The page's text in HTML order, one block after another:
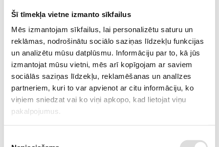
Šī tīmekļa vietne izmanto sīkfailus
Mēs izmantojam sīkfailus, lai personalizētu saturu un
reklāmas, nodrošinātu sociālo saziņas līdzekļu funkcijas
un analizētu mūsu datplūsmu. Informāciju par to, kā jūs
izmantojat mūsu vietni, mēs arī kopīgojam ar saviem
sociālās saziņas līdzekļu, reklamēšanas un analīzes
partneriem, kuri to var apvienot ar citu informāciju, ko
viņiem sniedzat vai ko viņi apkopo, kad lietojat viņu
pakalpojumus.
Akumulators Optima
44Ah/730A Red Top
RTU3.7, 8022-255
Pieejams pēc pasūtījuma